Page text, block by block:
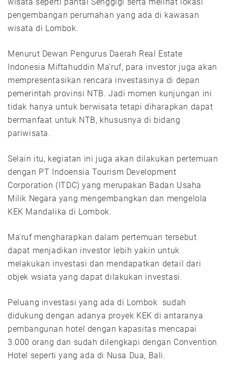
pengembangan perumahan yang ada di kawasan
wisata di Lombok.
Menurut Dewan Pengurus Daerah Real Estate
Indonesia Miftahuddin Ma’ruf, para investor juga akan
mempresentasikan rencara investasinya di depan
pemerintah provinsi NTB. Jadi momen kunjungan ini
tidak hanya untuk berwisata tetapi diharapkan dapat
bermanfaat untuk NTB, khususnya di bidang
pariwisata.
Selain itu, kegiatan ini juga akan dilakukan pertemuan
dengan PT Indoensia Tourism Development
Corporation (ITDC) yang merupakan Badan Usaha
Milik Negara yang mengembangkan dan mengelola
KEK Mandalika di Lombok.
Ma’ruf mengharapkan dalam pertemuan tersebut
dapat menjadikan investor lebih yakin untuk
melakukan investasi dan mendapatkan detail dari
objek wsiata yang dapat dilakukan investasi.
Peluang investasi yang ada di Lombok sudah
didukung dengan adanya proyek KEK di antaranya
pembangunan hotel dengan kapasitas mencapai
3.000 orang dan sudah dilengkapi dengan Convention
Hotel seperti yang ada di Nusa Dua, Bali.